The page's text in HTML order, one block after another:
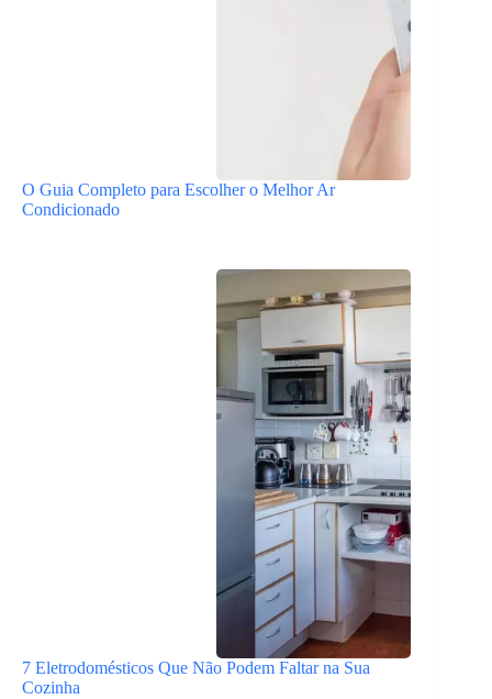
O Guia Completo para Escolher o Melhor Ar
Condicionado
7 Eletrodomésticos Que Não Podem Faltar na Sua
Cozinha